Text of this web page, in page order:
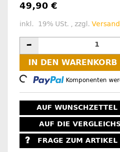
49,90 €
inkl. 19% USt. , zzgl. Versand
IN DEN WARENKORB
Loading... Komponenten
AUF WUNSCHZETTEL
AUF DIE
FRAGE ZUM ARTIKEL